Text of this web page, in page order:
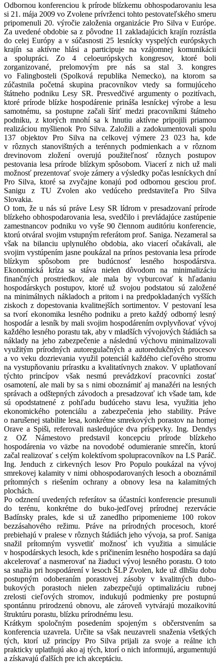
Odbornou konferenciou k prírode blízkemu obhospodarovaniu lesa
si 21. mája 2009 vo Zvolene prívrženci tohto pestovateľského smeru
pripomenuli 20. výročie založenia organizácie Pro Silva v Európe.
Za uvedené obdobie sa z pôvodne 11 zakladajúcich krajín rozrástla
do celej Európy a v súčasnosti 25 lesnícky vyspelých európskych
krajín sa aktívne hlási a participuje na vzájomnej komunikácii
a spolupráci. Zo 4 celoeurópskych kongresov, ktoré boli
zorganizované, prelomovým pre nás sa stal 3. kongres
vo Falingbosteli (Spolková republika Nemecko), na ktorom sa
zúčastnila početná skupina pracovníkov vtedy sa formujúceho
štátneho podniku Lesy SR. Presvedčivé argumenty o pozitívach,
ktoré prírode blízke hospodárenie prináša lesníckej výrobe a lesu
samotnému, sa postupne začali šíriť medzi pracovníkmi štátneho
podniku, z ktorých mnohí sa k hnutiu aktívne pripojili priamou
realizáciou myšlienok Pro Silva. Založili a zadokumentovali spolu
137 objektov Pro Silva na celkovej výmere 23 023 ha, kde
v rôznych stanovištných a terénnych podmienkach a v rôznom
drevinovom zložení overujú použiteľnosť rôznych postupov
pestovania lesa prírode blízkym spôsobom. Viacerí z nich už mali
možnosť prezentovať svoje zámery a výsledky počas lesníckych dní
Pro Silva, ktoré sa zvyčajne konajú pod odbornou gesciou prof.
Sanigu z TU Zvolen ako vedúceho predstaviteľa Pro Silva
Slovakia.
O tom, že u nás sú práve Lesy SR lídrom v presadzovaní prírode
blízkeho obhospodarovania lesa, svedčilo i prevládajúce zastúpenie
zamestnancov podniku vo vyše 90 člennom auditóriu konferencie,
ktorú otváral svojim vstupným referátom prof. Saniga. Nezameral sa
však na bilanciu uplynulého obdobia, ako viacerí očakávali, ale
svojim vystúpením jasne poukázal na prínos pestovania lesa prírode
blízkym spôsobom pre budúcnosť lesného hospodárstva.
Ekonomická kríza sa stáva nielen dôvodom na minimalizáciu
finančných prostriedkov, ale mala by vyburcovať k hľadaniu
hospodárskych postupov, ktoré už svojou podstatou sú založené
na minimálnych nákladoch a pritom i na predpokladaných vyšších
ziskoch z dopestovania kvalitnejších sortimentov. V pestovaní lesa
sa tvorí ekonomika lesného podniku a preto každý odborný lesný
hospodár a lesník by mali svojim hospodárením ovplyvňovať vývoj
každého lesného porastu tak, aby v mladších vývojových štádiách sa
náklady na jeho zabezpečenie a následnú výchovu minimalizovali
využitým prírodných autoregulačných a autoredukčných procesov
a vo veku dozrievania využil potenciál každého cieľového stromu
na vystupňovaniu prírastku a kvalitatívnych znakov. V uplatňovaní
týchto princípov však nesmú prevádzkoví pracovníci zostať
osamotení, ale mali by sa s nimi oboznámiť aj manažéri na lesných
správach a odštepných závodoch a presadzovať ich všade tam, kde
sú opodstatnené z pohľadu budúceho stavu lesa, využitia jeho
ekonomického potenciálu a zabezpečenia jeho stability. Práve
o narušenej stabilite lesa, konkrétne smrekových porastov na hornej
Orave a Spiši, referovali nasledujúce dva príspevky. Ing. Dendys
z OZ Námestovo predstavil koncepciu prírode blízkeho
hospodárenia vo väzbe na novodobé odumieranie smrečín, ktorú
začal realizovať s celým kolektívom spolupracovníkov na LS Paráč.
Ing. Jenduch z cirkevných lesov Pro Populo poukázal na vývoj
smrekovej kalamity v nimi obhospodarovaných lesoch a oboznámil
prítomných s riešením ochrany a obnovy lesa na kalamitných
plochách.
Po odznení uvedených referátov sa účastníci konferencie presunuli
do terénu, konkrétne do buko-jedľovej prírodnej rezervácie
Badínsky prales, kde si už zanedlho pripomenieme 100 rokov
bezzásahového režimu. Práve na prírodných procesoch, ktoré
prebiehajú v pralese v rôznych štádiách jeho vývoja, sa prof. Saniga
snažil prítomným vysvetliť možnosť ich využitia a simulácie
v hospodárskych lesoch, kde s pričinením lesného hospodára sa dajú
akcelerovať a nasmerovať na žiaduci vývoj lesného porastu. O toto
sa snažia pri hospodárení v lesoch ŠLP Zvolen, kde už dlhšiu dobu
postupným odoberaním porastovej zásoby v kvalitných dubo-
bukových porastoch nielen zabezpečujú optimalizáciu rubnej
zrelosti cieľových stromov, indukujú podmienky pre postupnú
spontánnu prirodzenú obnovu, ale zároveň vytvárajú mozaikovitú
štruktúru porastu, blízku prírodnému lesu.
Krátkym spoločným posedením spojeným s občerstvením sa
konferencia uzavrela. Určite sa však neuzavreli snaženia všetkých
tých, ktorí už princípy Pro Silva prijali za svoje a reálne ich
prakticky uplatňujú ako aj tých, ktorí o nich informujú, argumentujú
a získavajú ďalších pre ich akceptáciu.